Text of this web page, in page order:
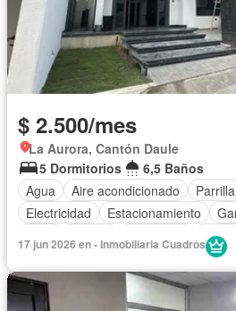
$ 2.500/mes
La Aurora, Cantón Daule
5 Dormitorios
6,5 Baños
Agua
Aire acondicionado Parrilla
Electricidad
Estacionamiento
Sin
17 jun 2026 en - Inmobiliaria Cuadros